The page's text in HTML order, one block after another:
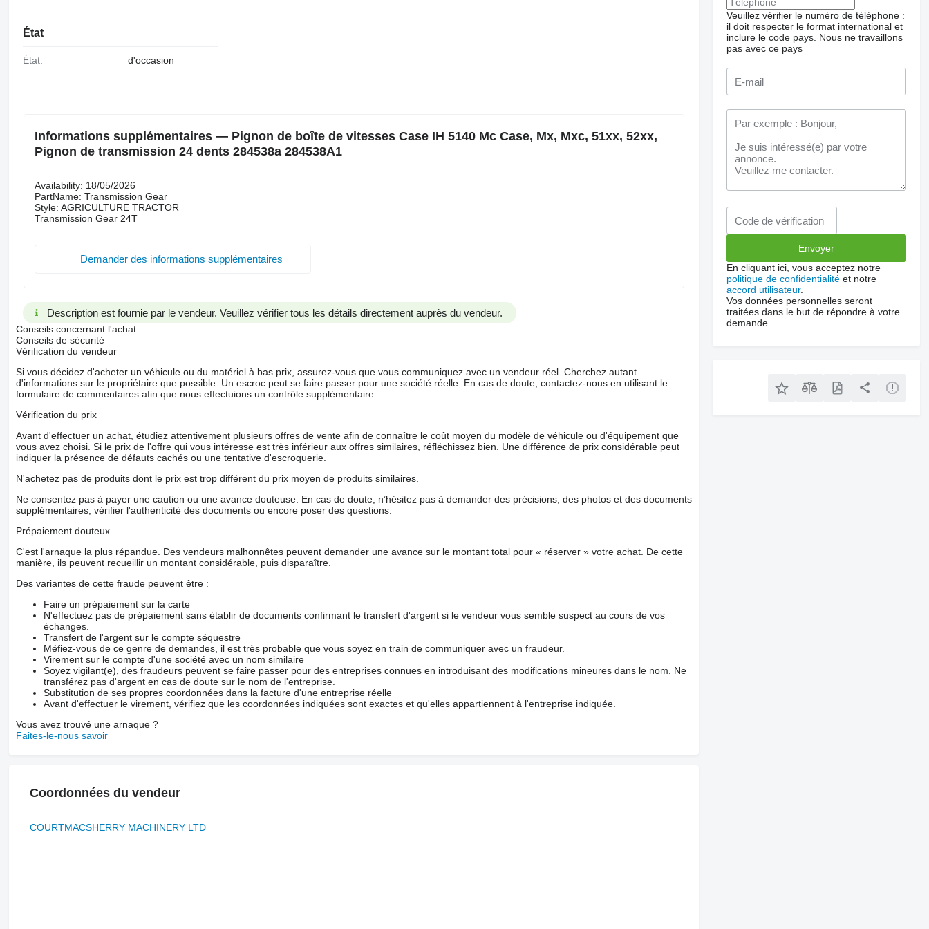
État
État: d'occasion
Informations supplémentaires — Pignon de boîte de vitesses Case IH 5140 Mc Case, Mx, Mxc, 51xx, 52xx,
Pignon de transmission 24 dents 284538a 284538A1
Availability: 18/05/2026
PartName: Transmission Gear
Style: AGRICULTURE TRACTOR
Transmission Gear 24T
Demander des informations supplémentaires
Description est fournie par le vendeur. Veuillez vérifier tous les détails directement auprès du vendeur.
Conseils concernant l'achat
Conseils de sécurité
Vérification du vendeur
Si vous décidez d'acheter un véhicule ou du matériel à bas prix, assurez-vous que vous communiquez avec un vendeur réel. Cherchez autant
d'informations sur le propriétaire que possible. Un escroc peut se faire passer pour une société réelle. En cas de doute, contactez-nous en utilisant le
formulaire de commentaires afin que nous effectuions un contrôle supplémentaire.
Vérification du prix
Avant d'effectuer un achat, étudiez attentivement plusieurs offres de vente afin de connaître le coût moyen du modèle de véhicule ou d'équipement que
vous avez choisi. Si le prix de l'offre qui vous intéresse est très inférieur aux offres similaires, réfléchissez bien. Une différence de prix considérable peut
indiquer la présence de défauts cachés ou une tentative d'escroquerie.
N'achetez pas de produits dont le prix est trop différent du prix moyen de produits similaires.
Ne consentez pas à payer une caution ou une avance douteuse. En cas de doute, n’hésitez pas à demander des précisions, des photos et des documents
supplémentaires, vérifier l'authenticité des documents ou encore poser des questions.
Prépaiement douteux
C'est l'arnaque la plus répandue. Des vendeurs malhonnêtes peuvent demander une avance sur le montant total pour « réserver » votre achat. De cette
manière, ils peuvent recueillir un montant considérable, puis disparaître.
Des variantes de cette fraude peuvent être :
Faire un prépaiement sur la carte
N'effectuez pas de prépaiement sans établir de documents confirmant le transfert d'argent si le vendeur vous semble suspect au cours de vos
échanges.
Transfert de l'argent sur le compte séquestre
Méfiez-vous de ce genre de demandes, il est très probable que vous soyez en train de communiquer avec un fraudeur.
Virement sur le compte d'une société avec un nom similaire
Soyez vigilant(e), des fraudeurs peuvent se faire passer pour des entreprises connues en introduisant des modifications mineures dans le nom. Ne
transférez pas d'argent en cas de doute sur le nom de l'entreprise.
Substitution de ses propres coordonnées dans la facture d'une entreprise réelle
Avant d'effectuer le virement, vérifiez que les coordonnées indiquées sont exactes et qu'elles appartiennent à l'entreprise indiquée.
Vous avez trouvé une arnaque ?
Faites-le-nous savoir
Coordonnées du vendeur
COURTMACSHERRY MACHINERY LTD
Veuillez vérifier le numéro de téléphone :
il doit respecter le format international et
inclure le code pays. Nous ne travaillons
pas avec ce pays
En cliquant ici, vous acceptez notre
politique de confidentialité et notre
accord utilisateur.
Vos données personnelles seront
traitées dans le but de répondre à votre
demande.